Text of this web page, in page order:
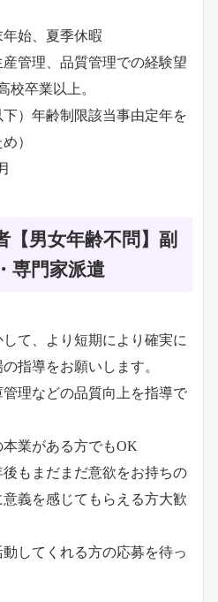
始、夏季休暇
管理、品質管理での経験望
校卒業以上。
）年齢制限該当事由定年を
）
男女年齢不問】副
専門家派遣
て、より短期により確実に
指導をお願いします。
理などの品質向上を指導で
業がある方でもOK
もまだまだ意欲をお持ちの
義を感じてもらえる方大歓
してくれる方の応募を待っ